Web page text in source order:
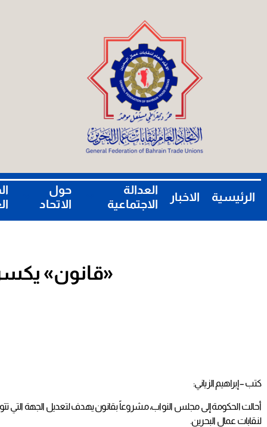
الرئيسية الاخبار
العدالة
الاجتماعية
حول
الاتحاد
«قانون» يكسر احتكار «العام» للتمثيل بـ «التأمين الاجتماعي»
كتب – إبراهيم الزياني:
أحالت الحكومة إلى مجلس النواب، مشروعاً بقانون يهدف لتعديل الجهة التي
لنقابات عمال البحرين.